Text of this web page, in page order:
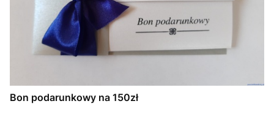
Bon podarunkowy na 150zł